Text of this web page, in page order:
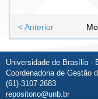
< Anterior
Universidade de Brasília -
Coordenadoria de Gestão
(61) 3107-2683
repositorio@unb.br